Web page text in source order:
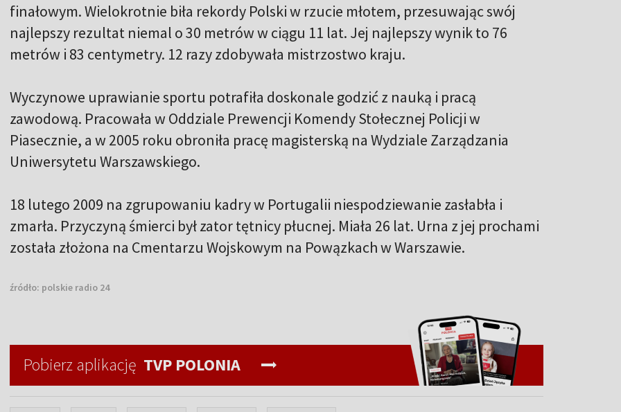
finałowym. Wielokrotnie biła rekordy Polski w rzucie młotem, przesuwając swój
najlepszy rezultat niemal o 30 metrów w ciągu 11 lat. Jej najlepszy wynik to 76
metrów i 83 centymetry. 12 razy zdobywała mistrzostwo kraju.
Wyczynowe uprawianie sportu potrafiła doskonale godzić z nauką i pracą
zawodową. Pracowała w Oddziale Prewencji Komendy Stołecznej Policji w
Piasecznie, a w 2005 roku obroniła pracę magisterską na Wydziale Zarządzania
Uniwersytetu Warszawskiego.
18 lutego 2009 na zgrupowaniu kadry w Portugalii niespodziewanie zasłabła i
zmarła. Przyczyną śmierci był zator tętnicy płucnej. Miała 26 lat. Urna z jej prochami
została złożona na Cmentarzu Wojskowym na Powązkach w Warszawie.
źródło: polskie radio 24
Pobierz aplikację TVP POLONIA